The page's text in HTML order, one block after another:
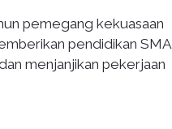
pemegang kekuasaan
pendidikan SMA
menjanjikan pekerjaan